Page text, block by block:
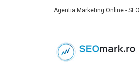
Agentia Marketing Online -